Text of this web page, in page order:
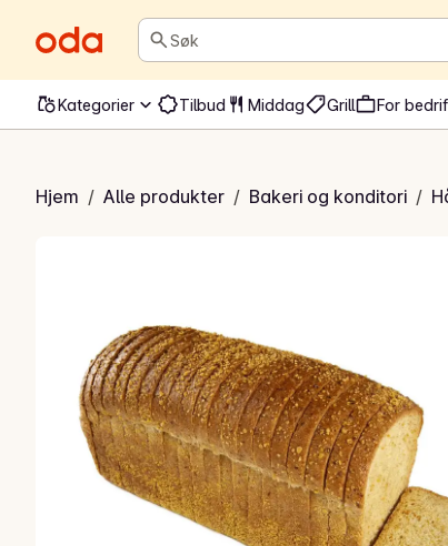
Søk
Kategorier Tilbud Middag Grill For
Hjem / Alle produkter / Bakeri og konditori /